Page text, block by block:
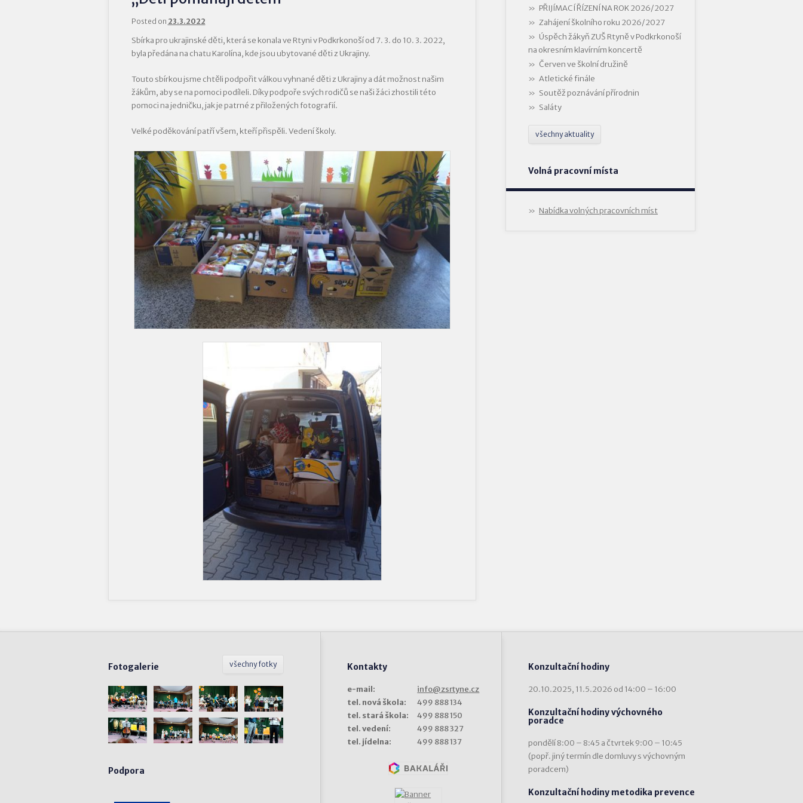
Posted on 23.3.2022
Sbírka pro ukrajinské děti, která se konala ve Rtyni v Podkrkonoší od 7. 3. do 10. 3. 2022,
byla předána na chatu Karolína, kde jsou ubytované děti z Ukrajiny.
Touto sbírkou jsme chtěli podpořit válkou vyhnané děti z Ukrajiny a dát možnost našim
žákům, aby se na pomoci podíleli. Díky podpoře svých rodičů se naši žáci zhostili této
pomoci na jedničku, jak je patrné z přiložených fotografií.
Velké poděkování patří všem, kteří přispěli. Vedení školy.
PŘIJÍMACÍ ŘÍZENÍ NA ROK 2026/2027
Zahájení školního roku 2026/2027
Úspěch žákyň ZUŠ Rtyně v Podkrkonoší
na okresním klavírním koncertě
Červen ve školní družině
Atletické finále
Soutěž poznávání přírodnin
Saláty
všechny aktuality
Volná pracovní místa
Nabídka volných pracovních míst
všechny fotky
Fotogalerie
Podpora
Kontakty
e-mail:
info@zsrtyne.cz
tel. nová škola:
499 888 134
tel. stará škola:
499 888 150
tel. vedení:
499 888 327
tel. jídelna:
499 888 137
Konzultační hodiny
20.10.2025, 11.5.2026 od 14:00 – 16:00
Konzultační hodiny výchovného
poradce
pondělí 8:00 – 8:45 a čtvrtek 9:00 – 10:45
(popř. jiný termín dle domluvy s výchovným
poradcem)
Konzultační hodiny metodika prevence